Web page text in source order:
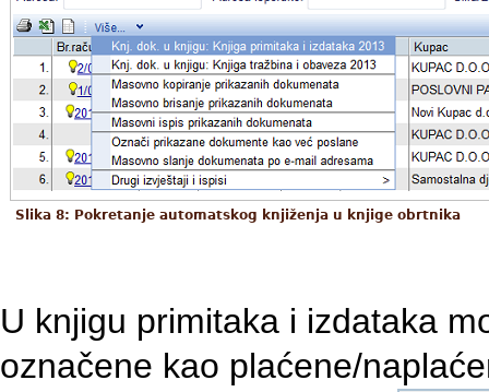
Slika 8: Pokretanje automatskog knjiženja u knjige obrtnika
U knjigu primitaka i izdataka
označene kao plaćene/